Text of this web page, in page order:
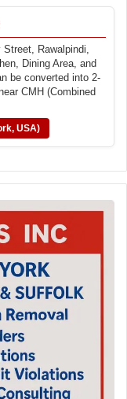
Rawalpindi,
Dining Area, and
be converted into 2-
CMH (Combined
USA)